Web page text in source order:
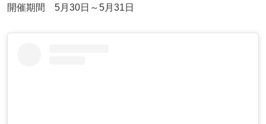
開催期間 5月30日～5月31日